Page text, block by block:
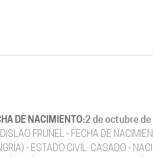
DE NACIMIENTO:2 de octubre
FRUNEL - FECHA DE
- ESTADO CIVIL: CASADO -